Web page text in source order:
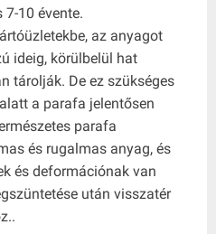
7-10 évente.
az anyagot
ideig, körülbelül hat
tárolják. De ez szükséges
a parafa jelentősen
parafa
és rugalmas anyag, és
és deformációnak van
után visszatér